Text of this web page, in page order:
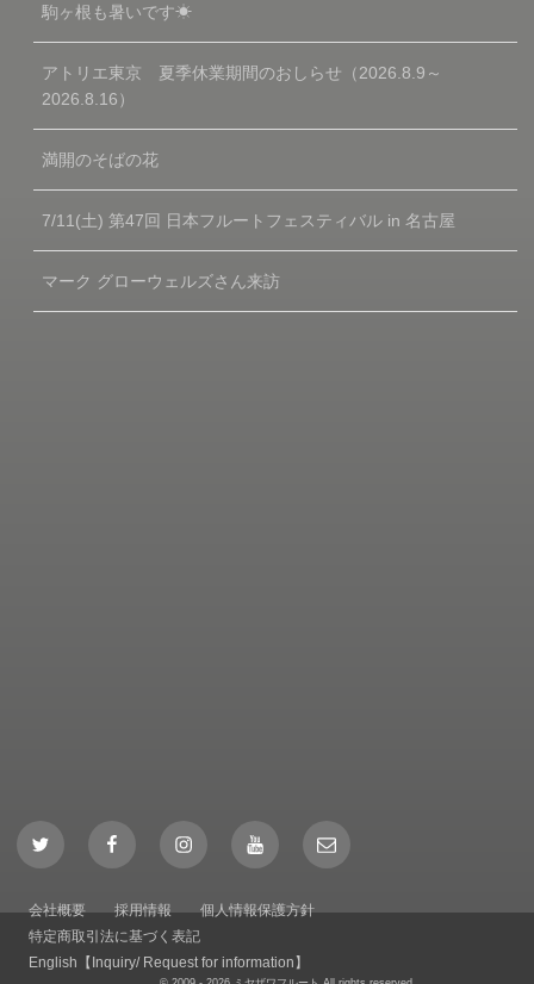
駒ヶ根も暑いです☀
アトリエ東京 夏季休業期間のおしらせ（2026.8.9～
2026.8.16）
満開のそばの花
7/11(土) 第47回 日本フルートフェスティバル in 名古屋
マーク グローウェルズさん来訪
Twitter FacebookInstagramYouTubeMail
会社概要 採用情報
個人情報保護方針
特定商取引法に基づく表記
English【Inquiry/ Request for information】